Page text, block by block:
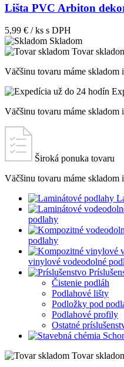
Lišta PVC Arbiton
5,99 € / ks s DPH
Skladom
Tovar
Väčšinu tovaru máme
Väčšinu tovaru máme
Široká ponuka tovaru
Väčšinu tovaru máme
podlahy
podlahy
vinylové vodeodolné
Čistenie podláh
Podlahové lišty
Podložky pod
Podlahové profily
Ostatné
Tovar